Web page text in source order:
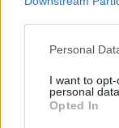
Personal
I want to
personal data.
Opted In
Székely